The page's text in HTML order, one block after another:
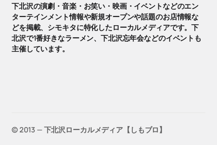
下北沢の演劇・音楽・お笑い・映画・イベントなどのエン
ターテインメント情報や新規オープンや話題のお店情報な
どを掲載、シモキタに特化したローカルメディアです。下
北沢で1番好きなラーメン、下北沢忘年会などのイベントも
主催しています。
©️ 2013 — 下北沢ローカルメディア【しもブロ】